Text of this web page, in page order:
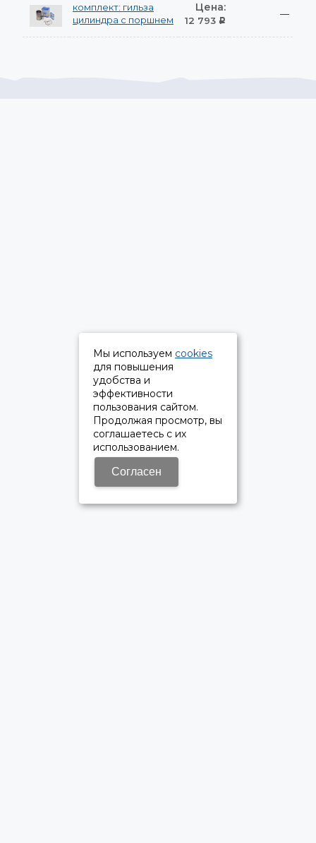
комплект: гильза
цилиндра с поршнем
Цена:
12 793 Р
—
Мы используем cookies
для повышения
удобства и
эффективности
пользования сайтом.
Продолжая просмотр, вы
соглашаетесь с их
использованием.
Согласен